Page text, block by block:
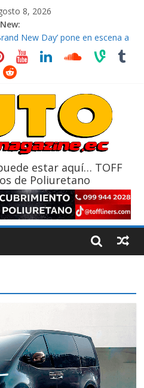
8, 2026
New:
protagonismo a la hora de
New Day’ pone en escena a
47ª, recorre 7 provincias en 8
para cubrir las rutas de La
estar aquí… TOFF
de Poliuretano